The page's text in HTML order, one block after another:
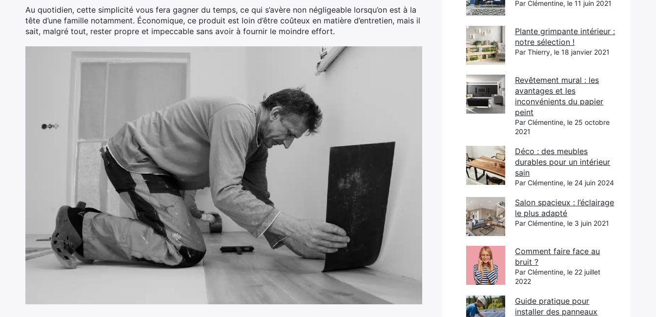
Au quotidien, cette simplicité vous fera gagner du temps, ce qui s’avère non négligeable lorsqu’on est à la
tête d’une famille notamment. Économique, ce produit est loin d’être coûteux en matière d’entretien, mais il
sait, malgré tout, rester propre et impeccable sans avoir à fournir le moindre effort.
Par Clémentine, le 11 juin 2021
Plante grimpante intérieur :
notre sélection !
Par Thierry, le 18 janvier 2021
Revêtement mural : les
avantages et les
inconvénients du papier
peint
Par Clémentine, le 25 octobre
2021
Déco : des meubles
durables pour un intérieur
sain
Par Clémentine, le 24 juin 2024
Salon spacieux : l’éclairage
le plus adapté
Par Clémentine, le 3 juin 2021
Comment faire face au
bruit ?
Par Clémentine, le 22 juillet
2022
Guide pratique pour
installer des panneaux